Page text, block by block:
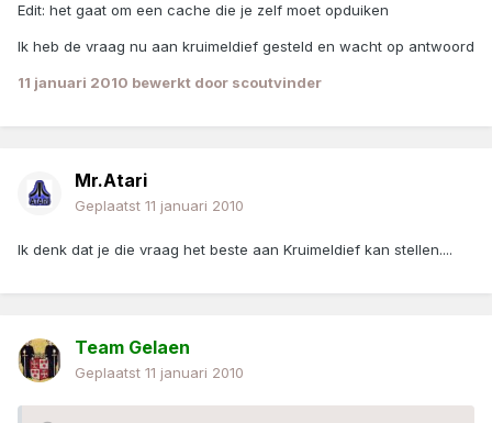
Edit: het gaat om een cache die je zelf moet opduiken
Ik heb de vraag nu aan kruimeldief gesteld en wacht op antwoord
11 januari 2010 bewerkt door scoutvinder
Mr.Atari
Geplaatst 11 januari 2010
Ik denk dat je die vraag het beste aan Kruimeldief kan stellen....
Team Gelaen
Geplaatst 11 januari 2010